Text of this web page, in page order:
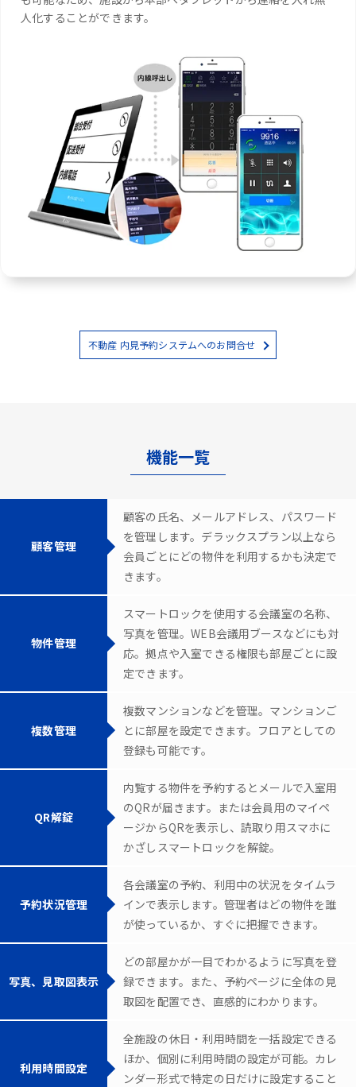
人化することができます。
不動産 内見予約システムへのお問合せ
機能一覧
顧客管理
顧客の氏名、メールアドレス、パスワード
を管理します。デラックスプラン以上なら
会員ごとにどの物件を利用するかも決定で
きます。
物件管理
スマートロックを使用する会議室の名称、
写真を管理。WEB会議用ブースなどにも対
応。拠点や入室できる権限も部屋ごとに設
定できます。
複数管理
複数マンションなどを管理。マンションご
とに部屋を設定できます。フロアとしての
登録も可能です。
QR解錠
内覧する物件を予約するとメールで入室用
のQRが届きます。または会員用のマイペ
ージからQRを表示し、読取り用スマホに
かざしスマートロックを解錠。
予約状況管理
各会議室の予約、利用中の状況をタイムラ
インで表示します。管理者はどの物件を誰
が使っているか、すぐに把握できます。
写真、見取図表示
どの部屋かが一目でわかるように写真を登
録できます。また、予約ページに全体の見
取図を配置でき、直感的にわかります。
利用時間設定
全施設の休日・利用時間を一括設定できる
ほか、個別に利用時間の設定が可能。カレ
ンダー形式で特定の日だけに設定すること